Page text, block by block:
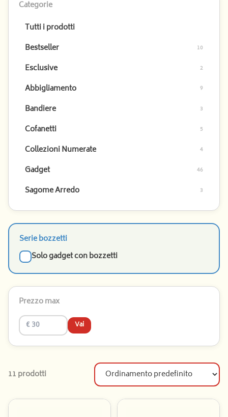
Carrello
vuoto
Carnevale
aspetta:
aggiungi
qualche
gadget!
Categorie
Tutti i prodotti
Bestseller
10
Esclusive 2
Abbigliamento 9
Bandiere 3
Cofanetti 5
Collezioni Numerate 4
Gadget 46
Sagome Arredo 3
Serie bozzetti
Solo gadget con bozzetti
Prezzo max
Vai
11 prodotti